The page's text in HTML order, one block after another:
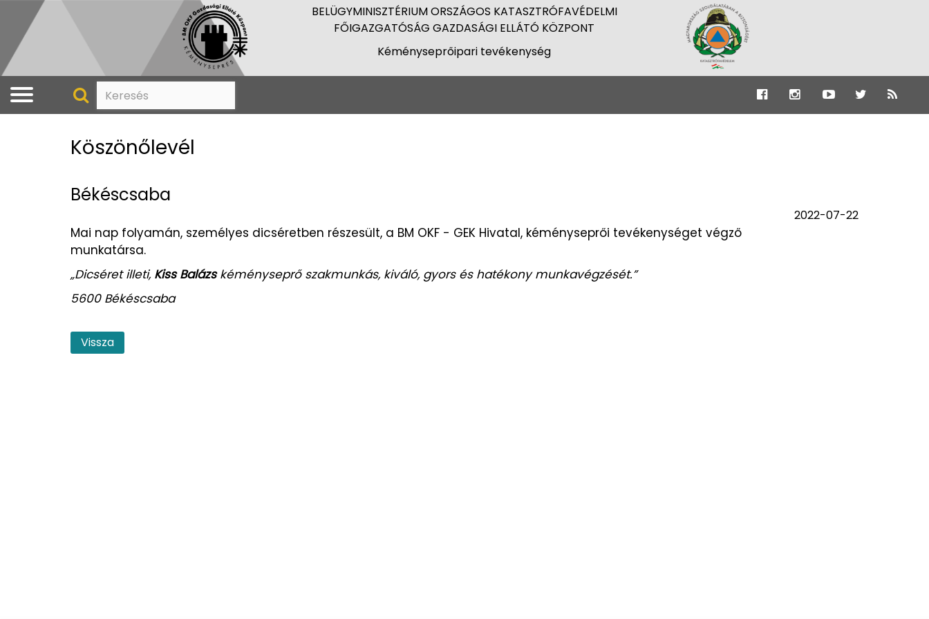
BELÜGYMINISZTÉRIUM ORSZÁGOS KATASZTRÓFAVÉDELMI
FŐIGAZGATÓSÁG GAZDASÁGI ELLÁTÓ KÖZPONT
Kéményseprőipari tevékenység
Köszönőlevél
Békéscsaba
2022-07-22
Mai nap folyamán, személyes dicséretben részesült, a BM OKF - GEK Hivatal, kéményseprői tevékenységet végző
munkatársa.
„Dicséret illeti, Kiss Balázskéményseprő szakmunkás, kiváló, gyors és hatékony munkavégzését.”
5600 Békéscsaba
Vissza